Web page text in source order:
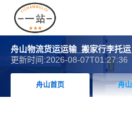
舟山物流货运运输_搬家行李托
更新时间:2026-08-07T01:27:36
舟山首页 舟